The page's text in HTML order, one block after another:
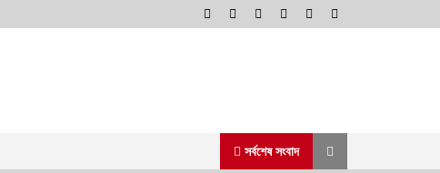
সর্বশেষ সংবাদ